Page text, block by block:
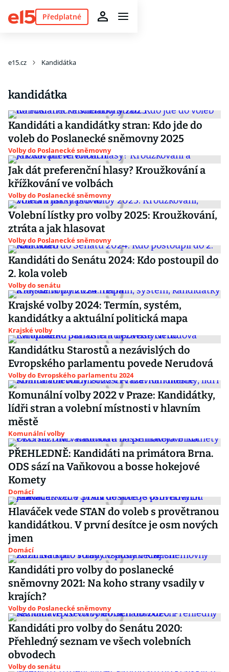
Předplatné
e15.cz Kandidátka
kandidátka
Kandidáti a kandidátky stran: Kdo jde do
voleb do Poslanecké sněmovny 2025
Volby do Poslanecké sněmovny
Jak dát preferenční hlasy? Kroužkování a
křížkování ve volbách
Volby do Poslanecké sněmovny
Volební lístky pro volby 2025: Kroužkování,
ztráta a jak hlasovat
Volby do Poslanecké sněmovny
Kandidáti do Senátu 2024: Kdo postoupil do
2. kola voleb
Volby do senátu
Krajské volby 2024: Termín, systém,
kandidátky a aktuální politická mapa
Krajské volby
Kandidátku Starostů a nezávislých do
Evropského parlamentu povede Nerudová
Volby do Evropského parlamentu 2024
Komunální volby 2022 v Praze: Kandidátky,
lídři stran a volební místnosti v hlavním
městě
Komunální volby
PŘEHLEDNĚ: Kandidáti na primátora Brna.
ODS sází na Vaňkovou a bosse hokejové
Komety
Domácí
Hlaváček vede STAN do voleb s provětranou
kandidátkou. V první desítce je osm nových
jmen
Domácí
Kandidáti pro volby do poslanecké
sněmovny 2021: Na koho strany vsadily v
krajích?
Volby do Poslanecké sněmovny
Kandidáti pro volby do Senátu 2020:
Přehledný seznam ve všech volebních
obvodech
Volby do senátu